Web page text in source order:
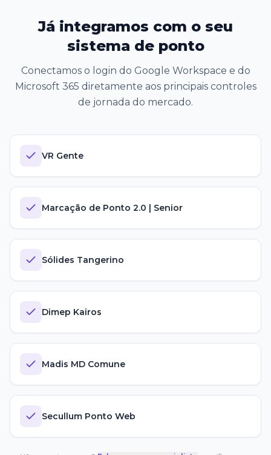
Já integramos com o seu
sistema de ponto
Conectamos o login do Google Workspace e do
Microsoft 365 diretamente aos principais controles
de jornada do mercado.
VR Gente
Marcação de Ponto 2.0 | Senior
Sólides Tangerino
Dimep Kairos
Madis MD Comune
Secullum Ponto Web